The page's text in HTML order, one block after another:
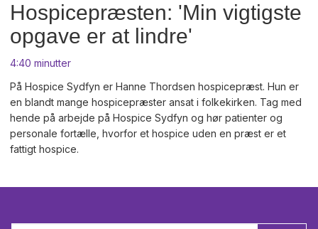
Hospicepræsten: 'Min vigtigste
opgave er at lindre'
4:40 minutter
På Hospice Sydfyn er Hanne Thordsen hospicepræst. Hun er
en blandt mange hospicepræster ansat i folkekirken. Tag med
hende på arbejde på Hospice Sydfyn og hør patienter og
personale fortælle, hvorfor et hospice uden en præst er et
fattigt hospice.